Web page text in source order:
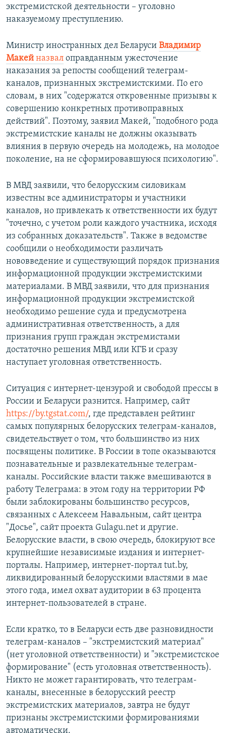
экстремистской деятельности – уголовно
наказуемому преступлению.
Министр иностранных дел Беларуси Владимир
Макей назвал оправданным ужесточение
наказания за репосты сообщений телеграм-
каналов, признанных экстремистскими. По его
словам, в них "содержатся откровенные призывы к
совершению конкретных противоправных
действий". Поэтому, заявил Макей, "подобного рода
экстремистские каналы не должны оказывать
влияния в первую очередь на молодежь, на молодое
поколение, на не сформировавшуюся психологию".
В МВД заявили, что белорусским силовикам
известны все администраторы и участники
каналов, но привлекать к ответственности их будут
"точечно, с учетом роли каждого участника, исходя
из собранных доказательств". Также в ведомстве
сообщили о необходимости различать
нововведение и существующий порядок признания
информационной продукции экстремистскими
материалами. В МВД заявили, что для признания
информационной продукции экстремистской
необходимо решение суда и предусмотрена
административная ответственность, а для
признания групп граждан экстремистами
достаточно решения МВД или КГБ и сразу
наступает уголовная ответственность.
Ситуация с интернет-цензурой и свободой прессы в
России и Беларуси разнится. Например, сайт
https://by.tgstat.com/, где представлен рейтинг
самых популярных белорусских телеграм-каналов,
свидетельствует о том, что большинство из них
посвящены политике. В России в топе оказываются
познавательные и развлекательные телеграм-
каналы. Российские власти также вмешиваются в
работу Телеграма: в этом году на территории РФ
были заблокированы большинство ресурсов,
связанных с Алексеем Навальным, сайт центра
"Досье", сайт проекта Gulagu.net и другие.
Белорусские власти, в свою очередь, блокируют все
крупнейшие независимые издания и интернет-
порталы. Например, интернет-портал tut.by,
ликвидированный белорусскими властями в мае
этого года, имел охват аудитории в 63 процента
интернет-пользователей в стране.
Если кратко, то в Беларуси есть две разновидности
телеграм-каналов – "экстремистский материал"
(нет уголовной ответственности) и "экстремистское
формирование" (есть уголовная ответственность).
Никто не может гарантировать, что телеграм-
каналы, внесенные в белорусский реестр
экстремистских материалов, завтра не будут
признаны экстремистскими формированиями
автоматически.